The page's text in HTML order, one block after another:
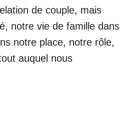
de couple, mais
notre vie de famille dans
notre place, notre rôle,
auquel nous